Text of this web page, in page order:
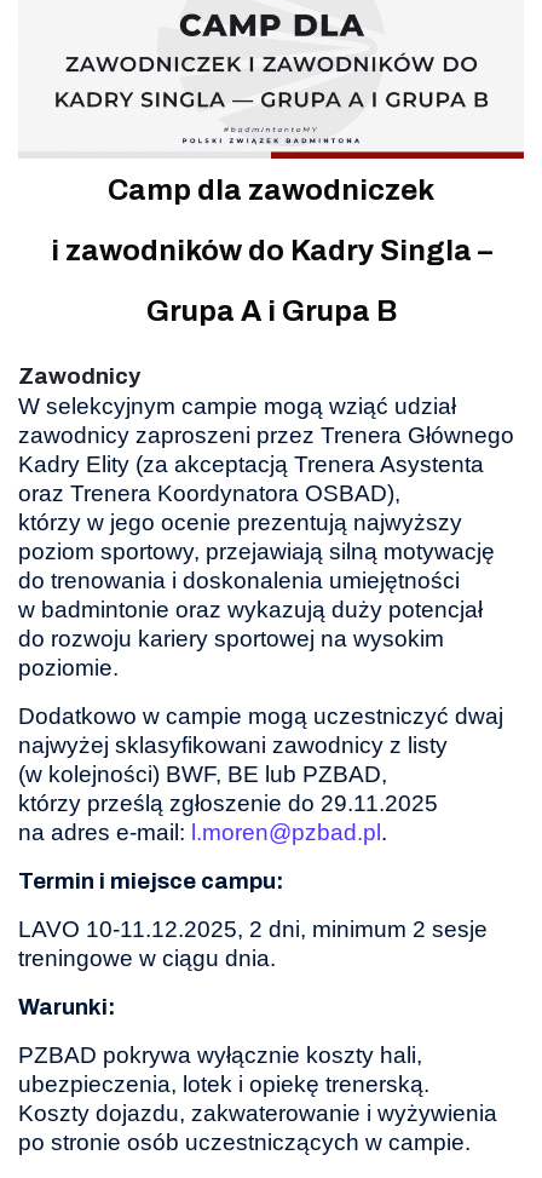
Camp dla zawodniczek
i zawodników do Kadry Singla –
Grupa A i Grupa B
Zawodnicy
W selekcyjnym campie mogą wziąć udział
zawodnicy zaproszeni przez Trenera Głównego
Kadry Elity (za akceptacją Trenera Asystenta
oraz Trenera Koordynatora OSBAD),
którzy w jego ocenie prezentują najwyższy
poziom sportowy, przejawiają silną motywację
do trenowania i doskonalenia umiejętności
w badmintonie oraz wykazują duży potencjał
do rozwoju kariery sportowej na wysokim
poziomie.
Dodatkowo w campie mogą uczestniczyć dwaj
najwyżej sklasyfikowani zawodnicy z listy
(w kolejności) BWF, BE lub PZBAD,
którzy prześlą zgłoszenie do 29.11.2025
na adres e-mail: l.moren@pzbad.pl .
Termin i miejsce campu:
LAVO 10-11.12.2025, 2 dni, minimum 2 sesje
treningowe w ciągu dnia.
Warunki:
PZBAD pokrywa wyłącznie koszty hali,
ubezpieczenia, lotek i opiekę trenerską.
Koszty dojazdu, zakwaterowanie i wyżywienia
po stronie osób uczestniczących w campie.